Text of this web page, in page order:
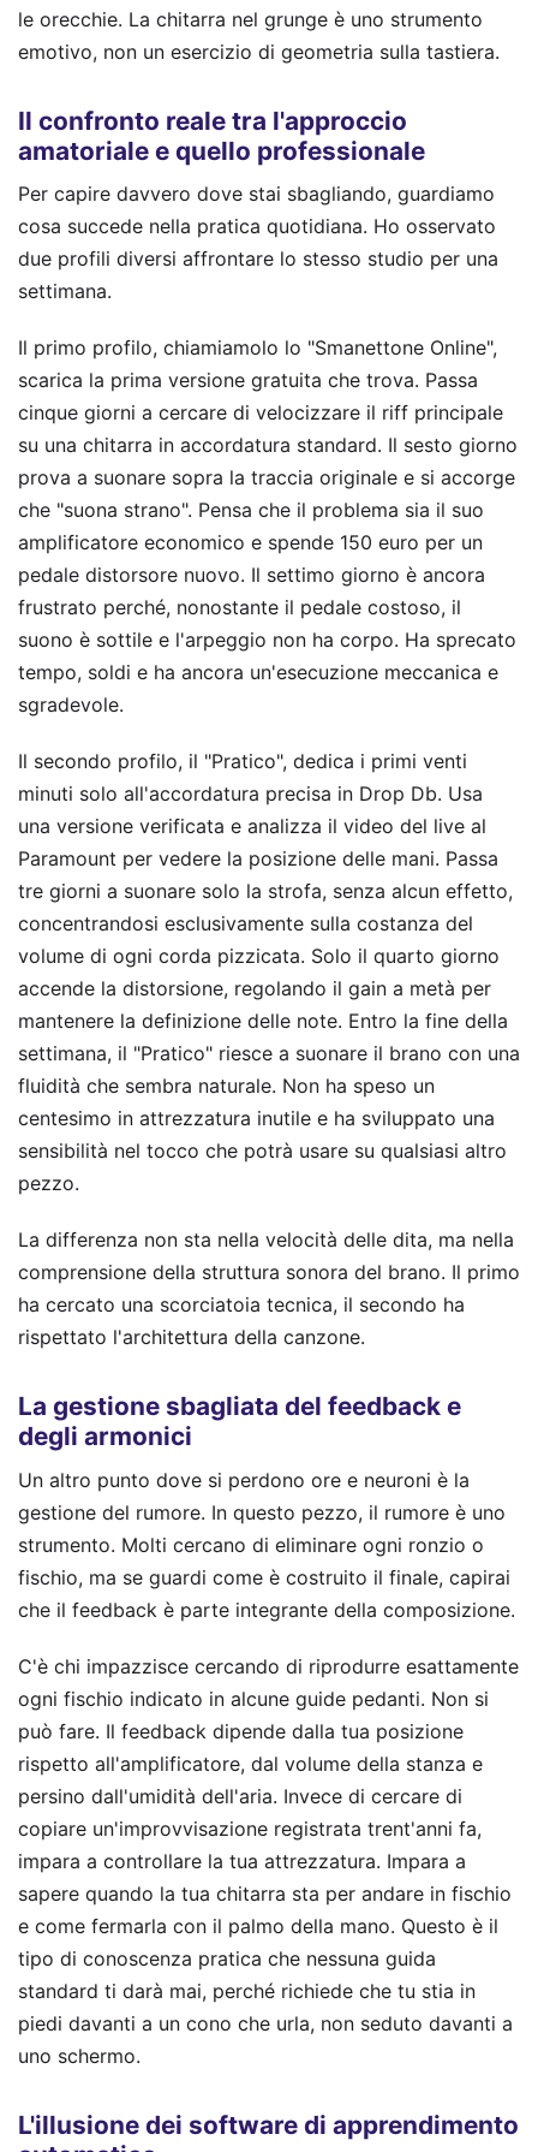
le orecchie. La chitarra nel grunge è uno strumento
emotivo, non un esercizio di geometria sulla tastiera.
Il confronto reale tra l'approccio
amatoriale e quello professionale
Per capire davvero dove stai sbagliando, guardiamo
cosa succede nella pratica quotidiana. Ho osservato
due profili diversi affrontare lo stesso studio per una
settimana.
Il primo profilo, chiamiamolo lo "Smanettone Online",
scarica la prima versione gratuita che trova. Passa
cinque giorni a cercare di velocizzare il riff principale
su una chitarra in accordatura standard. Il sesto giorno
prova a suonare sopra la traccia originale e si accorge
che "suona strano". Pensa che il problema sia il suo
amplificatore economico e spende 150 euro per un
pedale distorsore nuovo. Il settimo giorno è ancora
frustrato perché, nonostante il pedale costoso, il
suono è sottile e l'arpeggio non ha corpo. Ha sprecato
tempo, soldi e ha ancora un'esecuzione meccanica e
sgradevole.
Il secondo profilo, il "Pratico", dedica i primi venti
minuti solo all'accordatura precisa in Drop Db. Usa
una versione verificata e analizza il video del live al
Paramount per vedere la posizione delle mani. Passa
tre giorni a suonare solo la strofa, senza alcun effetto,
concentrandosi esclusivamente sulla costanza del
volume di ogni corda pizzicata. Solo il quarto giorno
accende la distorsione, regolando il gain a metà per
mantenere la definizione delle note. Entro la fine della
settimana, il "Pratico" riesce a suonare il brano con una
fluidità che sembra naturale. Non ha speso un
centesimo in attrezzatura inutile e ha sviluppato una
sensibilità nel tocco che potrà usare su qualsiasi altro
pezzo.
La differenza non sta nella velocità delle dita, ma nella
comprensione della struttura sonora del brano. Il primo
ha cercato una scorciatoia tecnica, il secondo ha
rispettato l'architettura della canzone.
La gestione sbagliata del feedback e
degli armonici
Un altro punto dove si perdono ore e neuroni è la
gestione del rumore. In questo pezzo, il rumore è uno
strumento. Molti cercano di eliminare ogni ronzio o
fischio, ma se guardi come è costruito il finale, capirai
che il feedback è parte integrante della composizione.
C'è chi impazzisce cercando di riprodurre esattamente
ogni fischio indicato in alcune guide pedanti. Non si
può fare. Il feedback dipende dalla tua posizione
rispetto all'amplificatore, dal volume della stanza e
persino dall'umidità dell'aria. Invece di cercare di
copiare un'improvvisazione registrata trent'anni fa,
impara a controllare la tua attrezzatura. Impara a
sapere quando la tua chitarra sta per andare in fischio
e come fermarla con il palmo della mano. Questo è il
tipo di conoscenza pratica che nessuna guida
standard ti darà mai, perché richiede che tu stia in
piedi davanti a un cono che urla, non seduto davanti a
uno schermo.
L'illusione dei software di apprendimento